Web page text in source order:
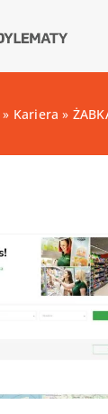
» Kariera »